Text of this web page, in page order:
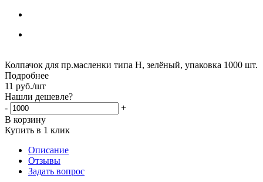
Колпачок для пр.масленки типа Н, зелёный, упаковка 1000 шт.
Подробнее
11 руб./шт
Нашли дешевле?
-
+
В корзину
Купить в 1 клик
Описание
Отзывы
Задать вопрос